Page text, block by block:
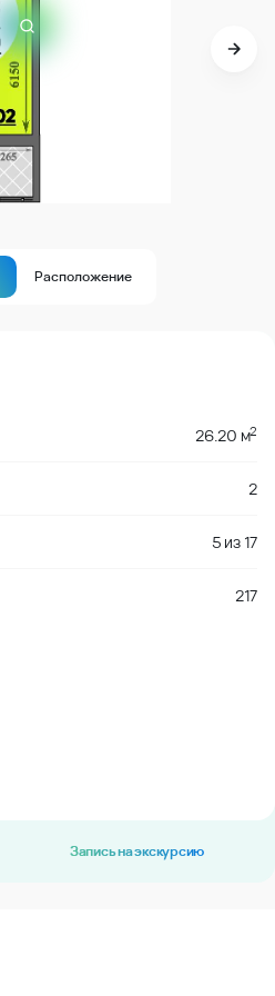
Расположение
26.20 м2
2
5 из17
217
Запись на экскурсию